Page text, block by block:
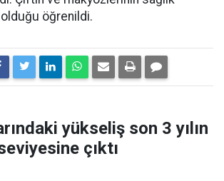
olduğu öğrenildi.
yükseliş son 3 yılın
çıktı